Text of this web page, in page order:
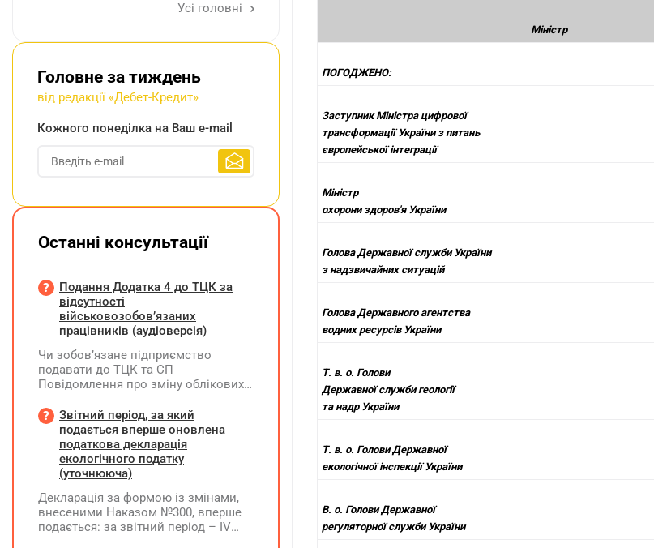
Міністр
ПОГОДЖЕНО:
Заступник Міністра цифрової
трансформації України з питань
європейської інтеграції
Міністр
охорони здоров'я України
Голова Державної служби України
з надзвичайних ситуацій
Голова Державного агентства
водних ресурсів України
Т. в. о. Голови
Державної служби геології
та надр України
Т. в. о. Голови Державної
екологічної інспекції України
В. о. Голови Державної
регуляторної служби України
Усі головні
Головне за тиждень
від редакції «Дебет-Кредит»
Кожного понеділка на Ваш e-mail
Останні консультації
Подання Додатка 4 до ТЦК за
відсутності
військовозобов’язаних
працівників (аудіоверсія)
Чи зобов’язане підприємство
подавати до ТЦК та СП
Повідомлення про зміну облікових
підприємстві відсутні працівники,
які є суб’єктами військового обліку?
Звітний період, за який
подається вперше оновлена
податкова декларація
екологічного податку
(уточнююча)
Декларація за формою із змінами,
внесеними Наказом №300, вперше
подається: за звітний період – ІV